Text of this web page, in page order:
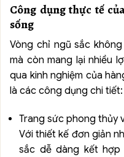
Công dụng thực tế
sống
Vòng chỉ ngũ sắc
mà còn mang lại nhiều
qua kinh nghiệm của
là các công dụng chi tiết:
Trang sức phong thủy
Với thiết kế đơn giản
sắc dễ dàng kết